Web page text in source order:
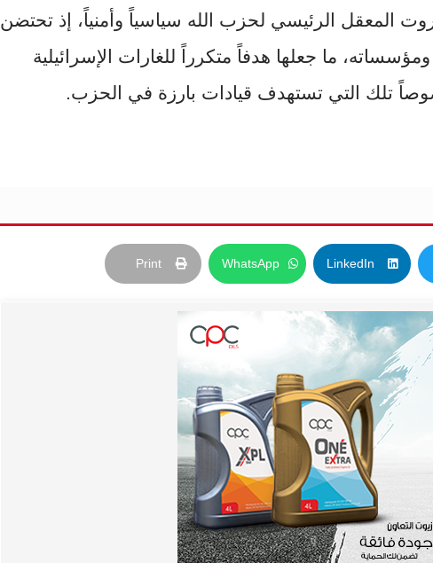
المعقل الرئيسي لحزب الله سياسياً وأمنياً، إذ تحتضن
ما جعلها هدفاً متكرراً للغارات الإسرائيلية
تلك التي تستهدف قيادات بارزة في الحزب.
LinkedIn
WhatsApp
Print